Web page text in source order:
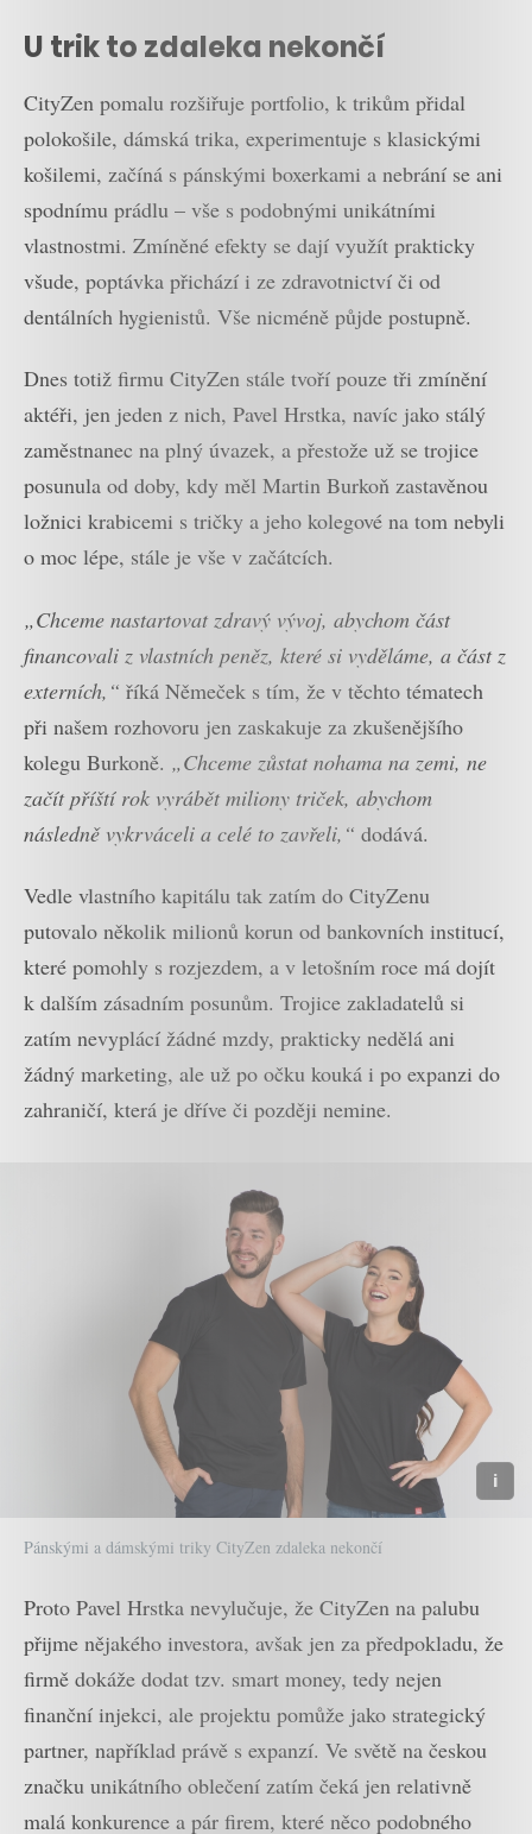
U trik to zdaleka nekončí
CityZen pomalu rozšiřuje portfolio, k trikům přidal
polokošile, dámská trika, experimentuje s klasickými
košilemi, začíná s pánskými boxerkami a nebrání se ani
spodnímu prádlu – vše s podobnými unikátními
vlastnostmi. Zmíněné efekty se dají využít prakticky
všude, poptávka přichází i ze zdravotnictví či od
dentálních hygienistů. Vše nicméně půjde postupně.
Dnes totiž firmu CityZen stále tvoří pouze tři zmínění
aktéři, jen jeden z nich, Pavel Hrstka, navíc jako stálý
zaměstnanec na plný úvazek, a přestože už se trojice
posunula od doby, kdy měl Martin Burkoň zastavěnou
ložnici krabicemi s tričky a jeho kolegové na tom nebyli
o moc lépe, stále je vše v začátcích.
„Chceme nastartovat zdravý vývoj, abychom část
financovali z vlastních peněz, které si vyděláme, a část z
externích,“ říká Němeček s tím, že v těchto tématech
při našem rozhovoru jen zaskakuje za zkušenějšího
kolegu Burkoně. „Chceme zůstat nohama na zemi, ne
začít příští rok vyrábět miliony triček, abychom
následně vykrváceli a celé to zavřeli,“ dodává.
Vedle vlastního kapitálu tak zatím do CityZenu
putovalo několik milionů korun od bankovních institucí,
které pomohly s rozjezdem, a v letošním roce má dojít
k dalším zásadním posunům. Trojice zakladatelů si
zatím nevyplácí žádné mzdy, prakticky nedělá ani
žádný marketing, ale už po očku kouká i po expanzi do
zahraničí, která je dříve či později nemine.
Pánskými a dámskými triky CityZen zdaleka nekončí
Proto Pavel Hrstka nevylučuje, že CityZen na palubu
přijme nějakého investora, avšak jen za předpokladu, že
firmě dokáže dodat tzv. smart money, tedy nejen
finanční injekci, ale projektu pomůže jako strategický
partner, například právě s expanzí. Ve světě na českou
značku unikátního oblečení zatím čeká jen relativně
malá konkurence a pár firem, které něco podobného